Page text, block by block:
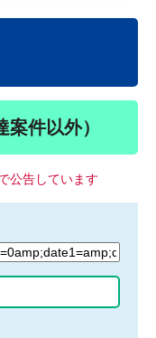
件以外）
公告しています